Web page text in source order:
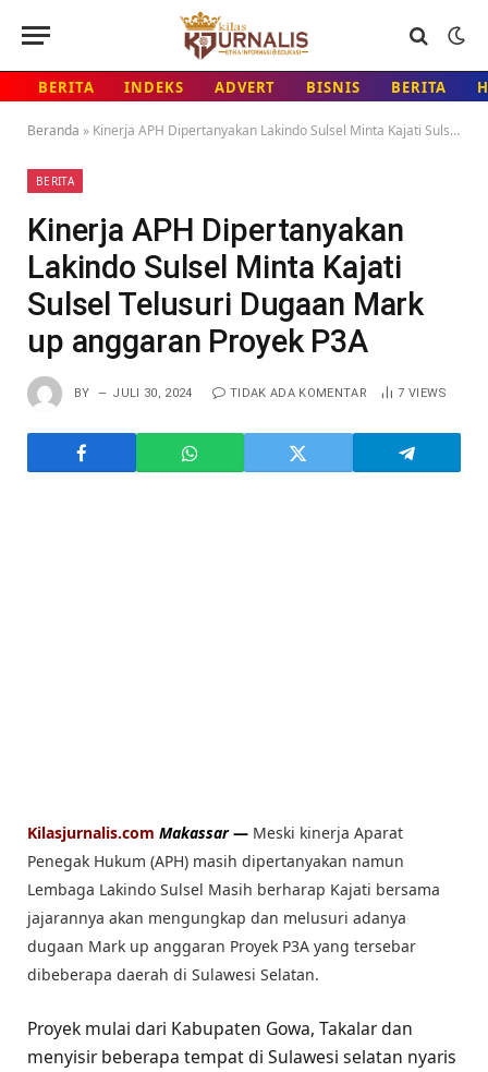
BERITA INDEKS ADVERT BISNIS BERITA
Beranda » Kinerja APH Dipertanyakan Lakindo Sulsel Minta Kajati Sulsel Telusuri Dugaan Mark up anggaran Proyek P3A
BERITA
Kinerja APH Dipertanyakan
Lakindo Sulsel Minta Kajati
Sulsel Telusuri Dugaan Mark
up anggaran Proyek P3A
BY JULI 30, 2024 TIDAK ADA KOMENTAR 7 VIEWS
Kilasjurnalis.com Makassar— Meski kinerja Aparat
Penegak Hukum (APH) masih dipertanyakan namun
Lembaga Lakindo Sulsel Masih berharap Kajati bersama
jajarannya akan mengungkap dan melusuri adanya
dugaan Mark up anggaran Proyek P3A yang tersebar
dibeberapa daerah di Sulawesi Selatan.
Proyek mulai dari Kabupaten Gowa, Takalar dan
menyisir beberapa tempat di Sulawesi selatan nyaris